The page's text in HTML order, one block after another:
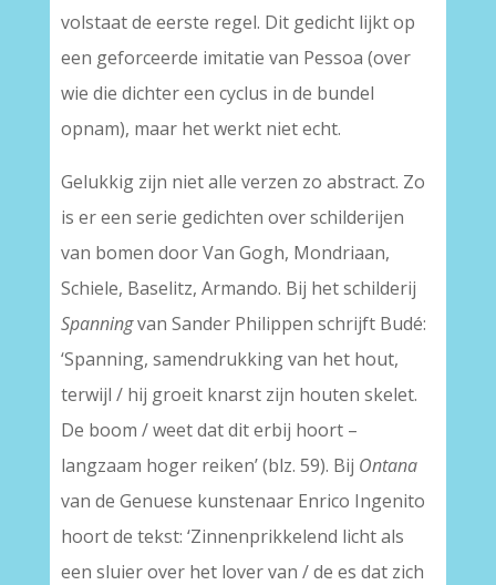
volstaat de eerste regel. Dit gedicht lijkt op
een geforceerde imitatie van Pessoa (over
wie die dichter een cyclus in de bundel
opnam), maar het werkt niet echt.
Gelukkig zijn niet alle verzen zo abstract. Zo
is er een serie gedichten over schilderijen
van bomen door Van Gogh, Mondriaan,
Schiele, Baselitz, Armando. Bij het schilderij
Spanningvan Sander Philippen schrijft Budé:
‘Spanning, samendrukking van het hout,
terwijl / hij groeit knarst zijn houten skelet.
De boom / weet dat dit erbij hoort –
langzaam hoger reiken’ (blz. 59). Bij Ontana
van de Genuese kunstenaar Enrico Ingenito
hoort de tekst: ‘Zinnenprikkelend licht als
een sluier over het lover van / de es dat zich